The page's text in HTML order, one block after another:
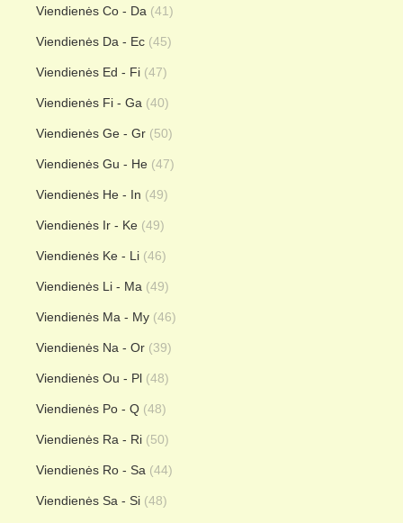
Viendienės Co - Da (41)
Viendienės Da - Ec (45)
Viendienės Ed - Fi (47)
Viendienės Fi - Ga (40)
Viendienės Ge - Gr (50)
Viendienės Gu - He (47)
Viendienės He - In (49)
Viendienės Ir - Ke (49)
Viendienės Ke - Li (46)
Viendienės Li - Ma (49)
Viendienės Ma - My (46)
Viendienės Na - Or (39)
Viendienės Ou - Pl (48)
Viendienės Po - Q (48)
Viendienės Ra - Ri (50)
Viendienės Ro - Sa (44)
Viendienės Sa - Si (48)